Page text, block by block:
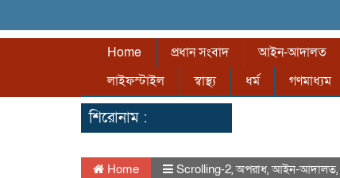
Home প্রধান সংবাদ আইন-আদালত
লাইফস্টাইল
স্বাস্থ্য ধর্ম গণমাধ্যম
শিরোনাম :
Home Scrolling-2,অপরাধ,আইন-আদালত,